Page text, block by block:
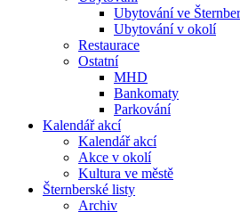
Ubytování ve
Ubytování v okolí
Restaurace
Ostatní
MHD
Bankomaty
Parkování
Kalendář akcí
Kalendář akcí
Akce v okolí
Kultura ve městě
Šternberské listy
Archiv